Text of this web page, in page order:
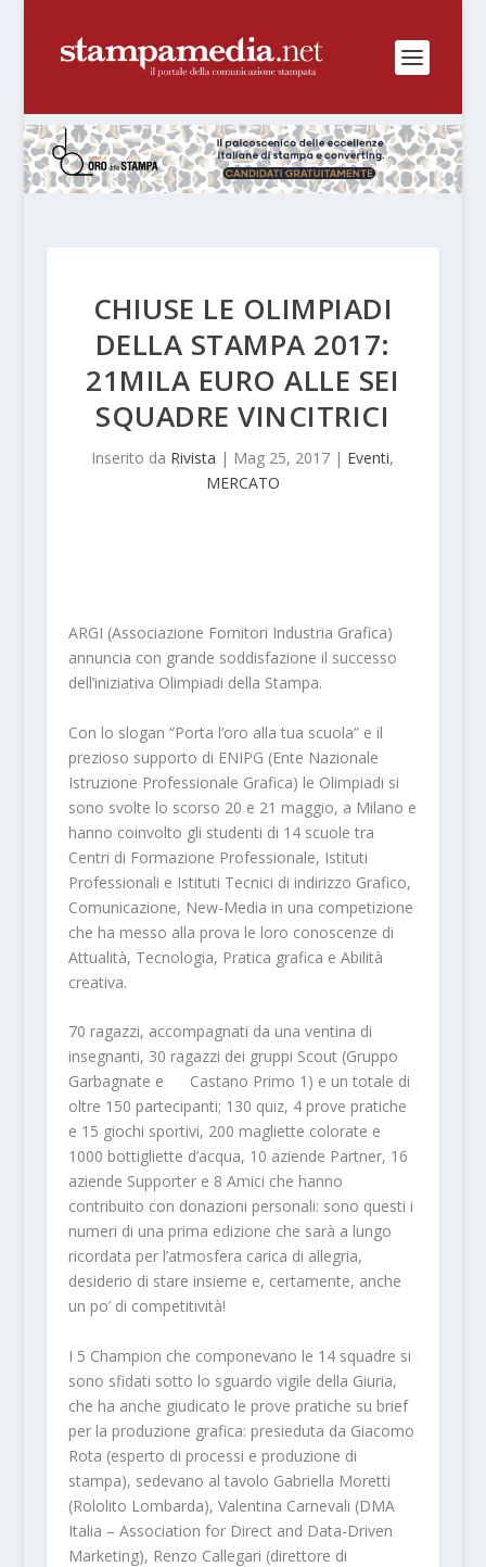
CHIUSE LE OLIMPIADI
DELLA STAMPA 2017:
21MILA EURO ALLE SEI
SQUADRE VINCITRICI
Inserito da Rivista | Mag 25, 2017 | Eventi,
MERCATO
ARGI (Associazione Fornitori Industria Grafica)
annuncia con grande soddisfazione il successo
dell’iniziativa Olimpiadi della Stampa.
Con lo slogan “Porta l’oro alla tua scuola” e il
prezioso supporto di ENIPG (Ente Nazionale
Istruzione Professionale Grafica) le Olimpiadi si
sono svolte lo scorso 20 e 21 maggio, a Milano e
hanno coinvolto gli studenti di 14 scuole tra
Centri di Formazione Professionale, Istituti
Professionali e Istituti Tecnici di indirizzo Grafico,
Comunicazione, New-Media in una competizione
che ha messo alla prova le loro conoscenze di
Attualità, Tecnologia, Pratica grafica e Abilità
creativa.
70 ragazzi, accompagnati da una ventina di
insegnanti, 30 ragazzi dei gruppi Scout (Gruppo
Garbagnate e Castano Primo 1) e un totale di
oltre 150 partecipanti; 130 quiz, 4 prove pratiche
e 15 giochi sportivi, 200 magliette colorate e
1000 bottigliette d’acqua, 10 aziende Partner, 16
aziende Supporter e 8 Amici che hanno
contribuito con donazioni personali: sono questi i
numeri di una prima edizione che sarà a lungo
ricordata per l’atmosfera carica di allegria,
desiderio di stare insieme e, certamente, anche
un po’ di competitività!
I 5 Champion che componevano le 14 squadre si
sono sfidati sotto lo sguardo vigile della Giuria,
che ha anche giudicato le prove pratiche su brief
per la produzione grafica: presieduta da Giacomo
Rota (esperto di processi e produzione di
stampa), sedevano al tavolo Gabriella Moretti
(Rololito Lombarda), Valentina Carnevali (DMA
Italia – Association for Direct and Data-Driven
Marketing), Renzo Callegari (direttore di